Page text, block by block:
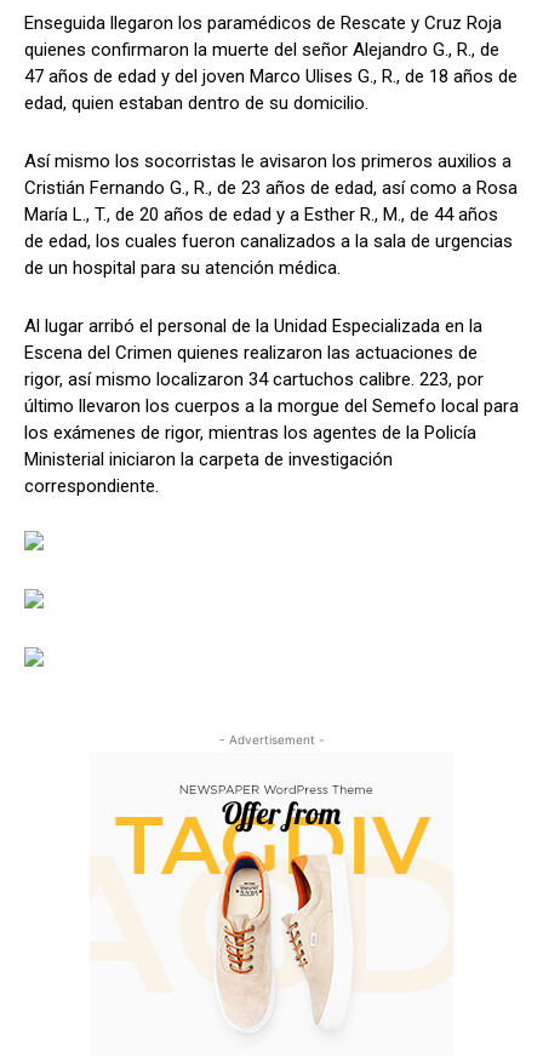
Enseguida llegaron los paramédicos de Rescate y Cruz Roja
quienes confirmaron la muerte del señor Alejandro G., R., de
47 años de edad y del joven Marco Ulises G., R., de 18 años de
edad, quien estaban dentro de su domicilio.
Así mismo los socorristas le avisaron los primeros auxilios a
Cristián Fernando G., R., de 23 años de edad, así como a Rosa
María L., T., de 20 años de edad y a Esther R., M., de 44 años
de edad, los cuales fueron canalizados a la sala de urgencias
de un hospital para su atención médica.
Al lugar arribó el personal de la Unidad Especializada en la
Escena del Crimen quienes realizaron las actuaciones de
rigor, así mismo localizaron 34 cartuchos calibre. 223, por
último llevaron los cuerpos a la morgue del Semefo local para
los exámenes de rigor, mientras los agentes de la Policía
Ministerial iniciaron la carpeta de investigación
correspondiente.
- Advertisement -